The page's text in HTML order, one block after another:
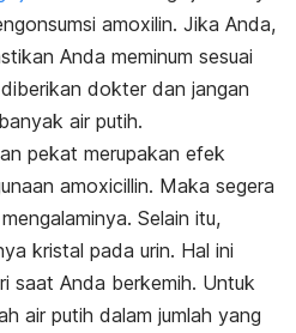
amoxilin. Jika Anda,
Anda meminum sesuai
dokter dan jangan
air putih.
pekat merupakan efek
amoxicillin. Maka segera
Selain itu,
kristal pada urin. Hal ini
saat Anda berkemih. Untuk
air putih dalam jumlah yang